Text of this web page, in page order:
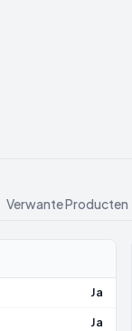
Verwante Producten
Ja
Ja